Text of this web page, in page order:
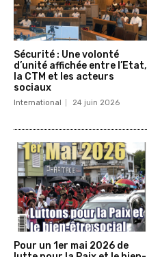
Sécurité : Une volonté
d’unité affichée entre l’Etat,
la CTM et les acteurs
sociaux
International 24 juin 2026
Pour un 1er mai 2026 de